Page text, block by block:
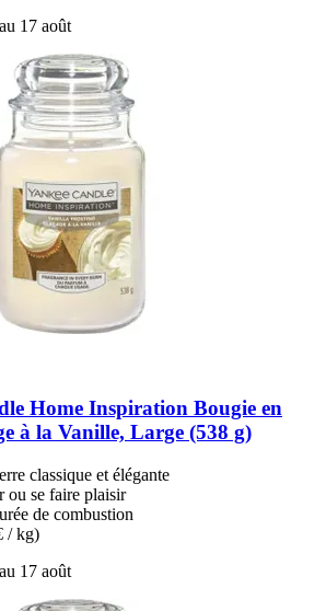
17 août
Home Inspiration Bougie en
à la Vanille, Large (538 g)
classique et élégante
ou se faire plaisir
de combustion
/ kg)
17 août